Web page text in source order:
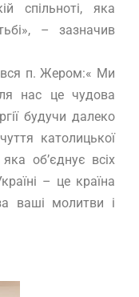
спільноті, яка
– зазначив
п. Жером:« Ми
нас це чудова
будучи далеко
католицької
об’єднує всіх
– це країна
ваші молитви і